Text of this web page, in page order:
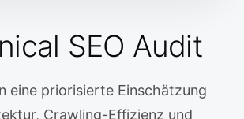
SEO Audit
eine priorisierte Einschätzung
Crawling-Effizienz und